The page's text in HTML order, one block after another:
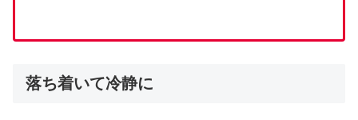
落ち着いて冷静に